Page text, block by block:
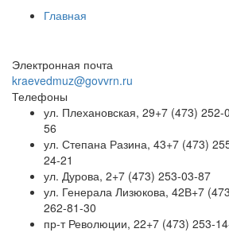
Главная
Электронная почта
kraevedmuz@govvrn.ru
Телефоны
ул. Плехановская, 29+7 (473) 252-
56
ул. Степана Разина, 43+7 (473)
24-21
ул. Дурова, 2+7 (473) 253-03-87
ул. Генерала Лизюкова, 42В+7
262-81-30
пр-т Революции, 22+7 (473) 253-